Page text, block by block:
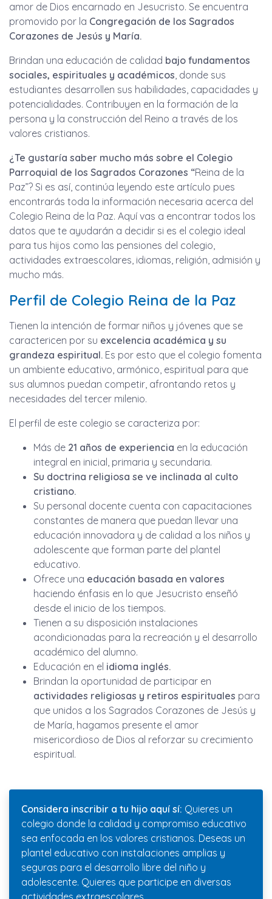
amor de Dios encarnado en Jesucristo. Se encuentra
promovido por la Congregación de los Sagrados
Corazones de Jesús y María.
Brindan una educación de calidad bajo fundamentos
sociales, espirituales y académicos, donde sus
estudiantes desarrollen sus habilidades, capacidades y
potencialidades. Contribuyen en la formación de la
persona y la construcción del Reino a través de los
valores cristianos.
¿Te gustaría saber mucho más sobre el Colegio
Parroquial de los Sagrados Corazones “Reina de la
Paz”? Si es así, continúa leyendo este artículo pues
encontrarás toda la información necesaria acerca del
Colegio Reina de la Paz. Aquí vas a encontrar todos los
datos que te ayudarán a decidir si es el colegio ideal
para tus hijos como las pensiones del colegio,
actividades extraescolares, idiomas, religión, admisión y
mucho más.
Perfil de Colegio Reina de la Paz
Tienen la intención de formar niños y jóvenes que se
caractericen por su excelencia académica y su
grandeza espiritual. Es por esto que el colegio fomenta
un ambiente educativo, armónico, espiritual para que
sus alumnos puedan competir, afrontando retos y
necesidades del tercer milenio.
El perfil de este colegio se caracteriza por:
Más de 21 años de experiencia en la educación
integral en inicial, primaria y secundaria.
Su doctrina religiosa se ve inclinada al culto
cristiano.
Su personal docente cuenta con capacitaciones
constantes de manera que puedan llevar una
educación innovadora y de calidad a los niños y
adolescente que forman parte del plantel
educativo.
Ofrece una educación basada en valores
haciendo énfasis en lo que Jesucristo enseñó
desde el inicio de los tiempos.
Tienen a su disposición instalaciones
acondicionadas para la recreación y el desarrollo
académico del alumno.
Educación en el idioma inglés.
Brindan la oportunidad de participar en
actividades religiosas y retiros espirituales para
que unidos a los Sagrados Corazones de Jesús y
de María, hagamos presente el amor
misericordioso de Dios al reforzar su crecimiento
espiritual.
Considera inscribir a tu hijo aquí sí: Quieres un
colegio donde la calidad y compromiso educativo
sea enfocada en los valores cristianos. Deseas un
plantel educativo con instalaciones amplias y
seguras para el desarrollo libre del niño y
adolescente. Quieres que participe en diversas
actividades extraescolares.